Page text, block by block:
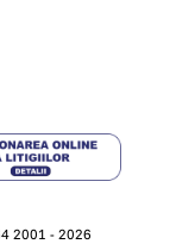
2001 - 2026